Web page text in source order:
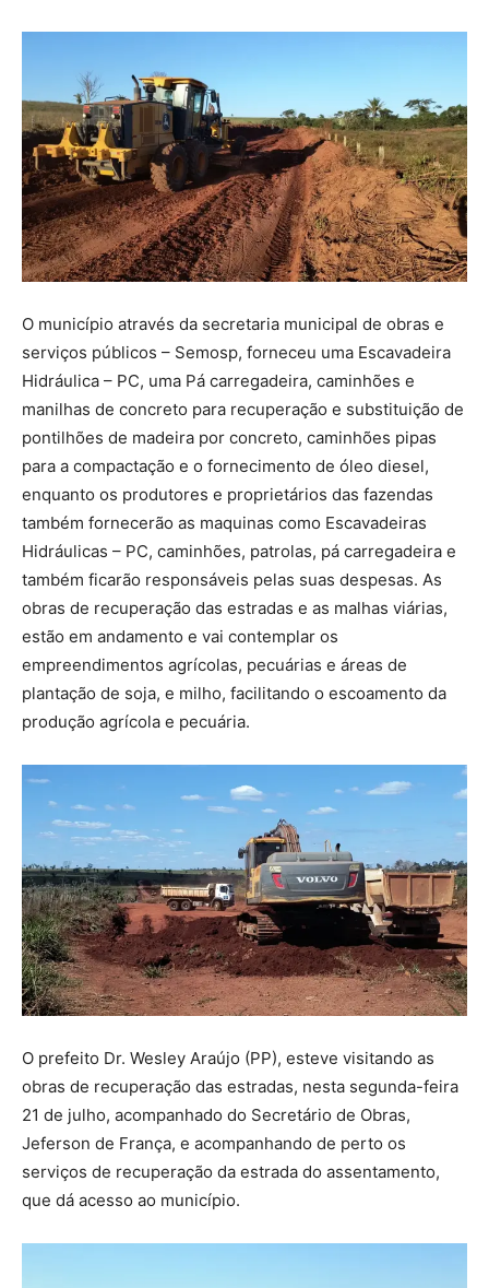
O município através da secretaria municipal de obras e
serviços públicos – Semosp, forneceu uma Escavadeira
Hidráulica – PC, uma Pá carregadeira, caminhões e
manilhas de concreto para recuperação e substituição de
pontilhões de madeira por concreto, caminhões pipas
para a compactação e o fornecimento de óleo diesel,
enquanto os produtores e proprietários das fazendas
também fornecerão as maquinas como Escavadeiras
Hidráulicas – PC, caminhões, patrolas, pá carregadeira e
também ficarão responsáveis pelas suas despesas. As
obras de recuperação das estradas e as malhas viárias,
estão em andamento e vai contemplar os
empreendimentos agrícolas, pecuárias e áreas de
plantação de soja, e milho, facilitando o escoamento da
produção agrícola e pecuária.
O prefeito Dr. Wesley Araújo (PP), esteve visitando as
obras de recuperação das estradas, nesta segunda-feira
21 de julho, acompanhado do Secretário de Obras,
Jeferson de França, e acompanhando de perto os
serviços de recuperação da estrada do assentamento,
que dá acesso ao município.